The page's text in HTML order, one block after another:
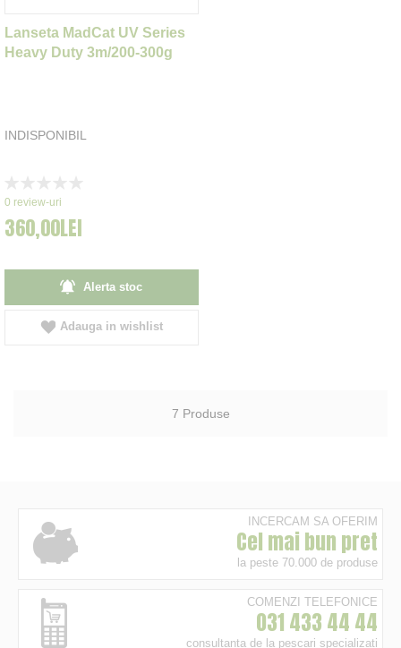
Lanseta MadCat UV Series
Heavy Duty 3m/200-300g
INDISPONIBIL
0%
0 review-uri
360,00LEI
Alerta stoc
Adauga in wishlist
7 Produse
INCERCAM SA OFERIM
Cel mai bun pret
la peste 70.000 de produse
COMENZI TELEFONICE
031 433 44 44
consultanta de la pescari specializati